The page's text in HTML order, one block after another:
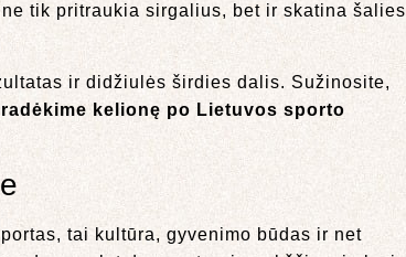
tik pritraukia sirgalius, bet ir skatina šalies
ir didžiulės širdies dalis. Sužinosite,
kelionę po Lietuvos sporto
tai kultūra, gyvenimo būdas ir net